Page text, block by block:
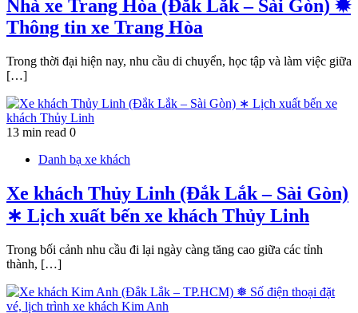
Nhà xe Trang Hòa (Đắk Lắk – Sài Gòn) ✹
Thông tin xe Trang Hòa
Trong thời đại hiện nay, nhu cầu di chuyển, học tập và làm việc giữa
[…]
13 min read 0
Danh bạ xe khách
Xe khách Thủy Linh (Đắk Lắk – Sài Gòn)
∗ Lịch xuất bến xe khách Thủy Linh
Trong bối cảnh nhu cầu đi lại ngày càng tăng cao giữa các tỉnh
thành, […]